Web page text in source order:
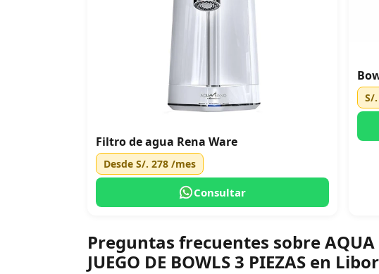
Filtro de agua Rena Ware
Desde S/. 278 /mes
Consultar
S/
Preguntas frecuentes sobre AQUA
JUEGO DE BOWLS 3 PIEZAS en